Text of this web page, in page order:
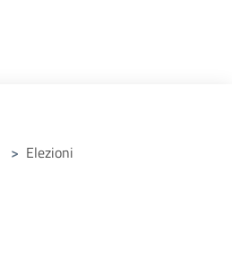
> Elezioni